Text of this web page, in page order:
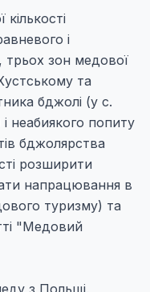
і
трьох зон медової
та
бджолі (у с.
неабиякого попиту
бджолярства
розширити
напрацювання в
туризму) та
"Медовий
з Польщі,